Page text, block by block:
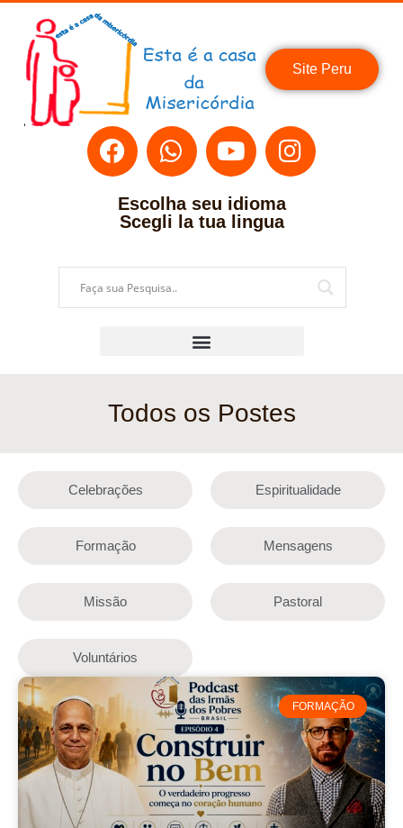
Site Peru
Escolha seu idioma
Scegli la tua lingua
Todos os Postes
Celebrações Espiritualidade
Formação Mensagens
Missão Pastoral
Voluntários
FORMAÇÃO